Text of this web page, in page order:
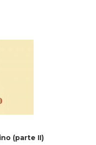
(parte II)